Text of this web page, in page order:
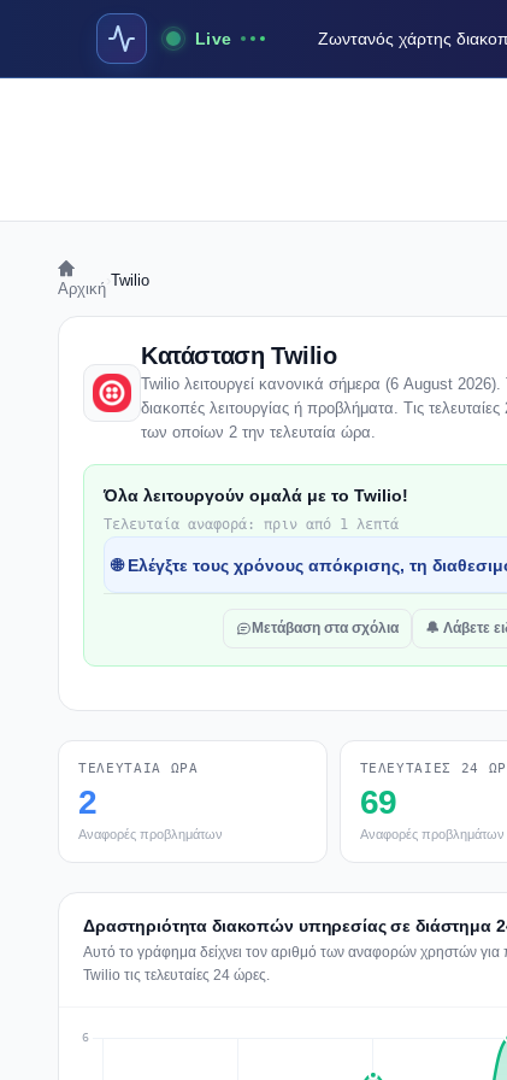
Live Ζωντανός χάρτης
Αρχική Twilio
Κατάσταση Twilio
Twilio λειτουργεί κανονικά σήμερα (6 August
διακοπές λειτουργίας ή προβλήματα. Τις
των οποίων 2 την τελευταία ώρα.
Όλα λειτουργούν ομαλά με το Twilio!
Τελευταία αναφορά: πριν από 1 λεπτά
🌐 Ελέγξτε τους χρόνους απόκρισης, τη
Μετάβαση στα σχόλια 🔔 Λάβετε
ΤΕΛΕΥΤΑΊΑ ΏΡΑ
2
Αναφορές προβλημάτων
ΤΕΛΕΥΤΑΊΕΣ 24
69
Αναφορές προβλημάτων
Δραστηριότητα διακοπών υπηρεσίας σε διάστημα
Αυτό το γράφημα δείχνει τον αριθμό των αναφορών χρηστών για
Twilio τις τελευταίες 24 ώρες.